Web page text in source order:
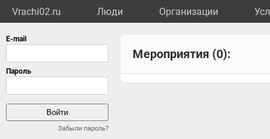
Vrachi02.ru Люди Организации
Забыли пароль?
Мероприятия (0):